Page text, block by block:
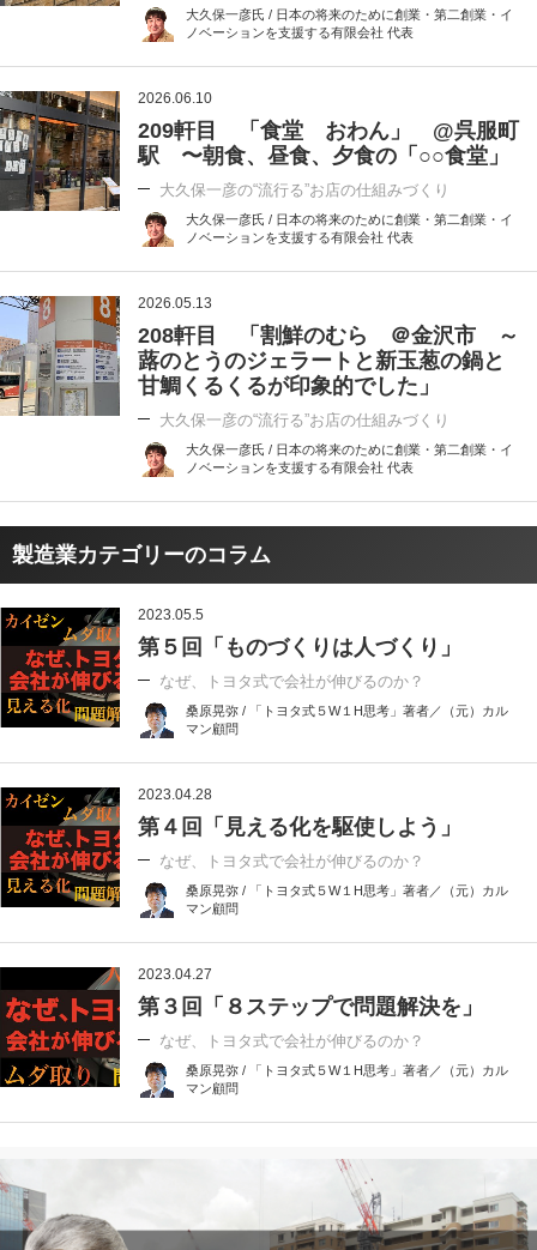
大久保一彦氏 / 日本の将来のために創業・第二創業・イ
ノベーションを支援する有限会社 代表
2026.06.10
209軒目 「食堂 おわん」 @呉服町
駅 〜朝食、昼食、夕食の「○○食堂」
大久保一彦の“流行る”お店の仕組みづくり
大久保一彦氏 / 日本の将来のために創業・第二創業・イ
ノベーションを支援する有限会社 代表
2026.05.13
208軒目 「割鮮のむら ＠金沢市 ～
蕗のとうのジェラートと新玉葱の鍋と
甘鯛くるくるが印象的でした」
大久保一彦の“流行る”お店の仕組みづくり
大久保一彦氏 / 日本の将来のために創業・第二創業・イ
ノベーションを支援する有限会社 代表
製造業カテゴリーのコラム
2023.05.5
第５回「ものづくりは人づくり」
なぜ、トヨタ式で会社が伸びるのか？
桑原晃弥 / 「トヨタ式５W１H思考」著者／（元）カル
マン顧問
2023.04.28
第４回「見える化を駆使しよう」
なぜ、トヨタ式で会社が伸びるのか？
桑原晃弥 / 「トヨタ式５W１H思考」著者／（元）カル
マン顧問
2023.04.27
第３回「８ステップで問題解決を」
なぜ、トヨタ式で会社が伸びるのか？
桑原晃弥 / 「トヨタ式５W１H思考」著者／（元）カル
マン顧問